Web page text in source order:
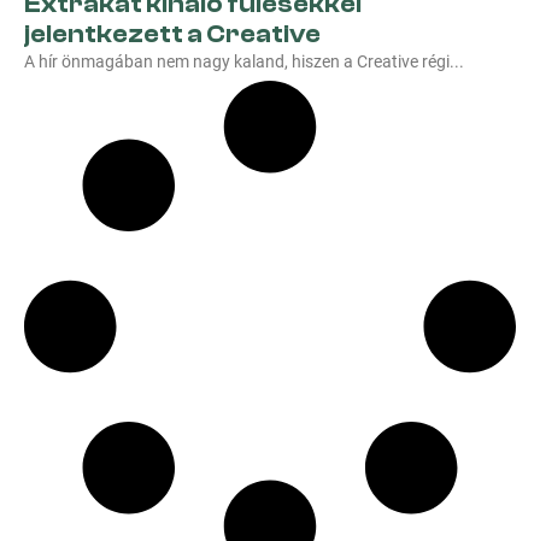
jelentkezett a Creative
A hír önmagában nem nagy kaland, hiszen a Creative régi